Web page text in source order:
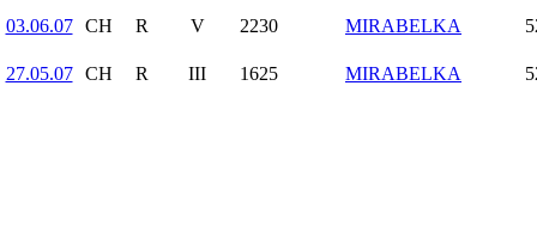
03.06.07
CH R V 2230 MIRABELKA
27.05.07 CH R III 1625 MIRABELKA